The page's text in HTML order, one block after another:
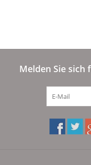
Melden Sie sich